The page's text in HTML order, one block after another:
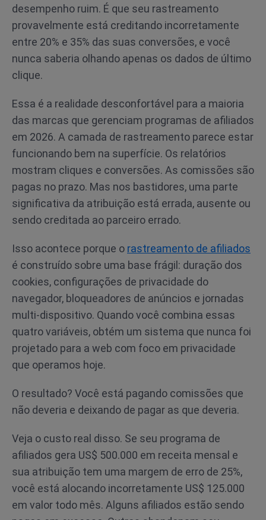
desempenho ruim. É que seu rastreamento
provavelmente está creditando incorretamente
entre 20% e 35% das suas conversões, e você
nunca saberia olhando apenas os dados de último
clique.
Essa é a realidade desconfortável para a maioria
das marcas que gerenciam programas de afiliados
em 2026. A camada de rastreamento parece estar
funcionando bem na superfície. Os relatórios
mostram cliques e conversões. As comissões são
pagas no prazo. Mas nos bastidores, uma parte
significativa da atribuição está errada, ausente ou
sendo creditada ao parceiro errado.
Isso acontece porque o rastreamento de afiliados
é construído sobre uma base frágil: duração dos
cookies, configurações de privacidade do
navegador, bloqueadores de anúncios e jornadas
multi-dispositivo. Quando você combina essas
quatro variáveis, obtém um sistema que nunca foi
projetado para a web com foco em privacidade
que operamos hoje.
O resultado? Você está pagando comissões que
não deveria e deixando de pagar as que deveria.
Veja o custo real disso. Se seu programa de
afiliados gera US$ 500.000 em receita mensal e
sua atribuição tem uma margem de erro de 25%,
você está alocando incorretamente US$ 125.000
em valor todo mês. Alguns afiliados estão sendo